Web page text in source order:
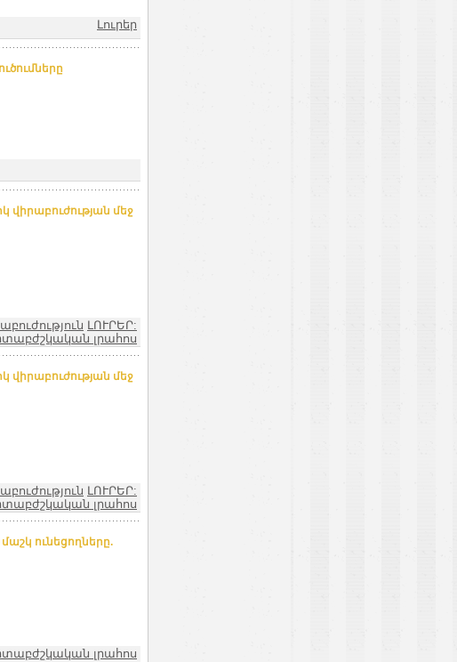
Լուրեր
վիրաբուժության մեջ
ԼՈՒՐԵՐ:
լրահոս
վիրաբուժության մեջ
ԼՈՒՐԵՐ:
լրահոս
ունեցողները.
լրահոս